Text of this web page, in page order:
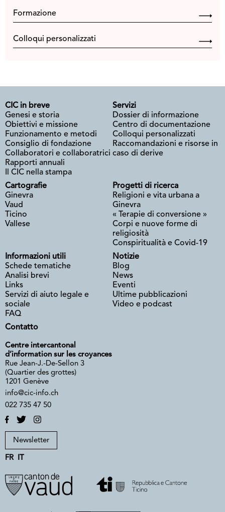
Formazione
Colloqui personalizzati
CIC in breve
Genesi e storia
Obiettivi e missione
Funzionamento e metodi
Consiglio di fondazione
Collaboratori e collaboratrici
Rapporti annuali
Il CIC nella stampa
Servizi
Dossier di informazione
Centro di documentazione
Colloqui personalizzati
Raccomandazioni e risorse in
caso di derive
Cartografie
Ginevra
Vaud
Ticino
Vallese
Progetti di ricerca
Religioni e vita urbana a
Ginevra
« Terapie di conversione »
Corpi e nuove forme di
religiosità
Conspiritualità e Covid-19
Informazioni utili
Schede tematiche
Analisi brevi
Links
Servizi di aiuto legale e
sociale
FAQ
Notizie
Blog
News
Eventi
Ultime pubblicazioni
Video e podcast
Contatto
Centre intercantonal
d’information sur les croyances
Rue Jean-J.-De-Sellon 3
(Quartier des grottes)
1201 Genève
info@cic-info.ch
022 735 47 50
Newsletter
FR IT